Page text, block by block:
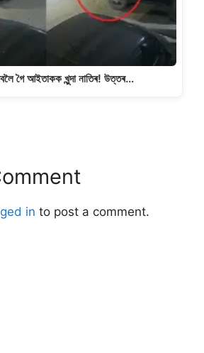
গৈ আইতাকক খুন্দা নাতিৰ! উত্তৰ…
in to post a comment.